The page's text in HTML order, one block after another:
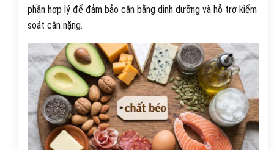
phần hợp lý để đảm bảo cân bằng dinh dưỡng và hỗ trợ kiểm
soát cân nặng.